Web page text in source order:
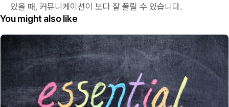
있을 때, 커뮤니케이션이 보다 잘 풀릴 수 있습니다.
You might also like